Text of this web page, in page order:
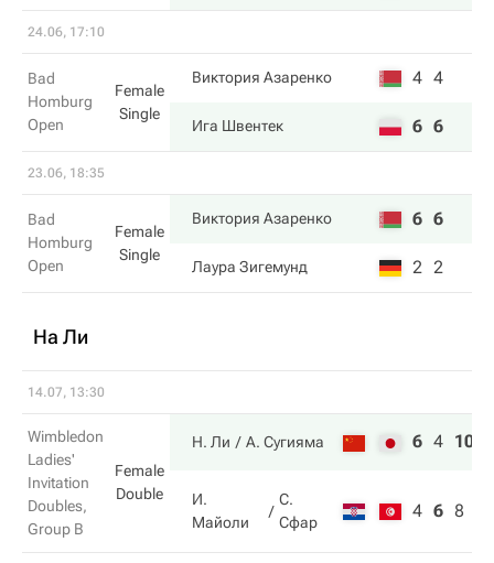
24.06, 17:10
Bad
Homburg
Open
Female
Single
Виктория Азаренко 4 4
Ига Швентек 6 6
23.06, 18:35
Bad
Homburg
Open
Female
Single
Виктория Азаренко 6 6
Лаура Зигемунд 2 2
На Ли
14.07, 13:30
Wimbledon
Ladies'
Invitation
Doubles,
Group B
Female
Double
Н. Ли А. Сугияма 6 4 10
И.
Майоли
С.
Сфар
4 6 8